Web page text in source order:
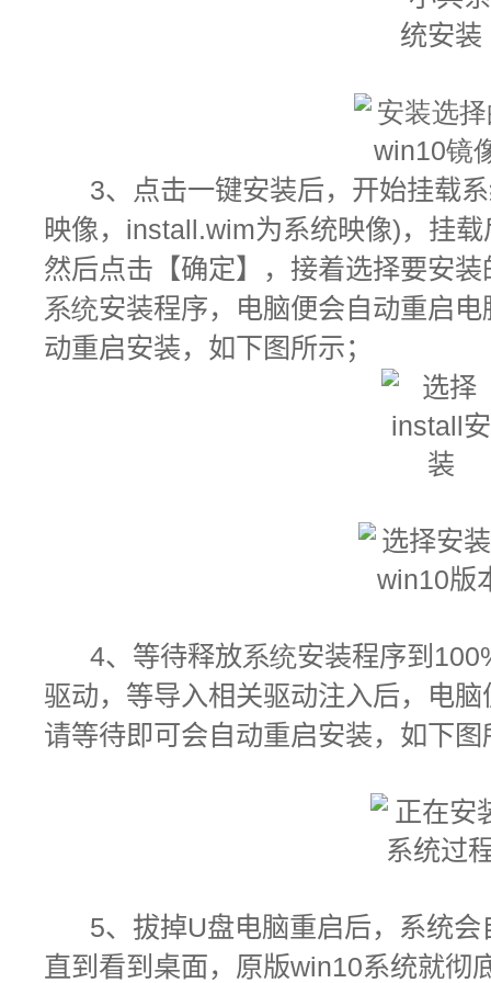
3、点击一键安装后，开始挂载
映像，install.wim为系统映像)，挂
然后点击【确定】，接着选择要安
系统安装程序，电脑便会自动重启
动重启安装，如下图所示；
4、 等待释放系统安装程序到
驱动，等导入相关驱动注入后， 电
请等待即可会自动重启安装，如下图
5、拔掉U盘电脑重启后，系统
直到看到桌面，原版win10系统就彻